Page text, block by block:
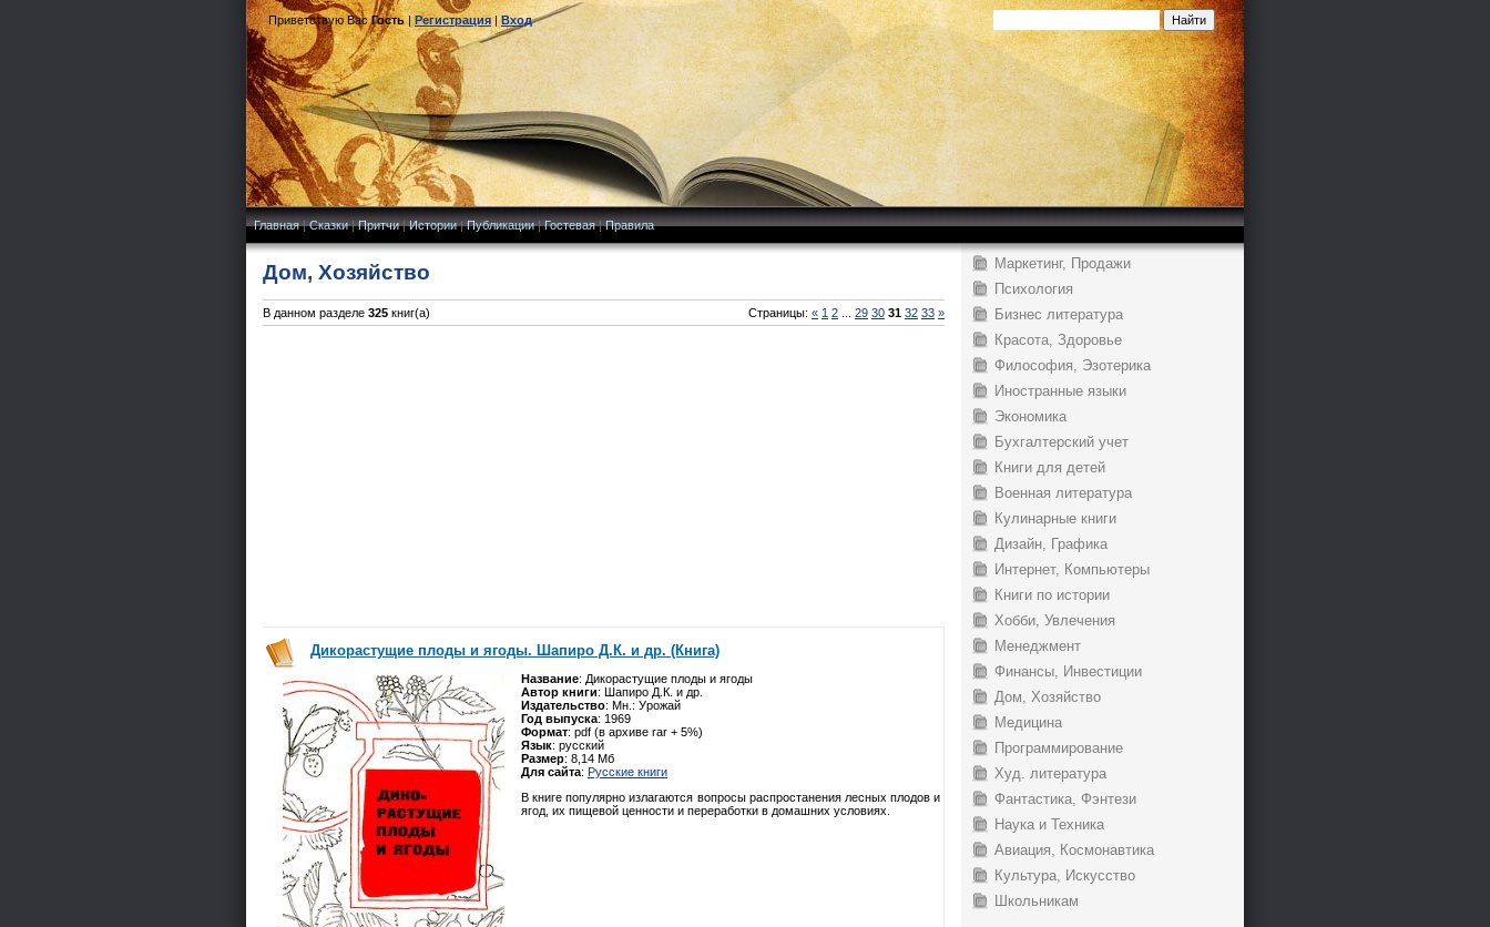
Приветствую Вас Гость|Регистрация|Вход
Главная|Сказки|Притчи|Истории|Публикации|Гостевая|Правила
Дом, Хозяйство
В данном разделе 325 книг(а) Страницы: « 1 2 29 30 31 32 33 »
Дикорастущие плоды и ягоды. Шапиро Д.К. и др. (Книга)
Название: Дикорастущие плоды и ягоды
Автор книги: Шапиро Д.К. и др.
Издательство: Мн.: Урожай
Год выпуска: 1969
Формат: pdf (в архиве rar + 5%)
Язык: русcкий
Размер: 8,14 Мб
Для сайта: Русские книги
В книге популярно излагаются вопросы распростанения лесных плодов и
ягод, их пищевой ценности и переработки в домашних условиях.
Маркетинг, Продажи
Психология
Бизнес литература
Красота, Здоровье
Философия, Эзотерика
Иностранные языки
Экономика
Бухгалтерский учет
Книги для детей
Военная литература
Кулинарные книги
Дизайн, Графика
Интернет, Компьютеры
Книги по истории
Хобби, Увлечения
Менеджмент
Финансы, Инвестиции
Дом, Хозяйство
Медицина
Программирование
Худ. литература
Фантастика, Фэнтези
Наука и Техника
Авиация, Космонавтика
Культура, Искусство
Школьникам